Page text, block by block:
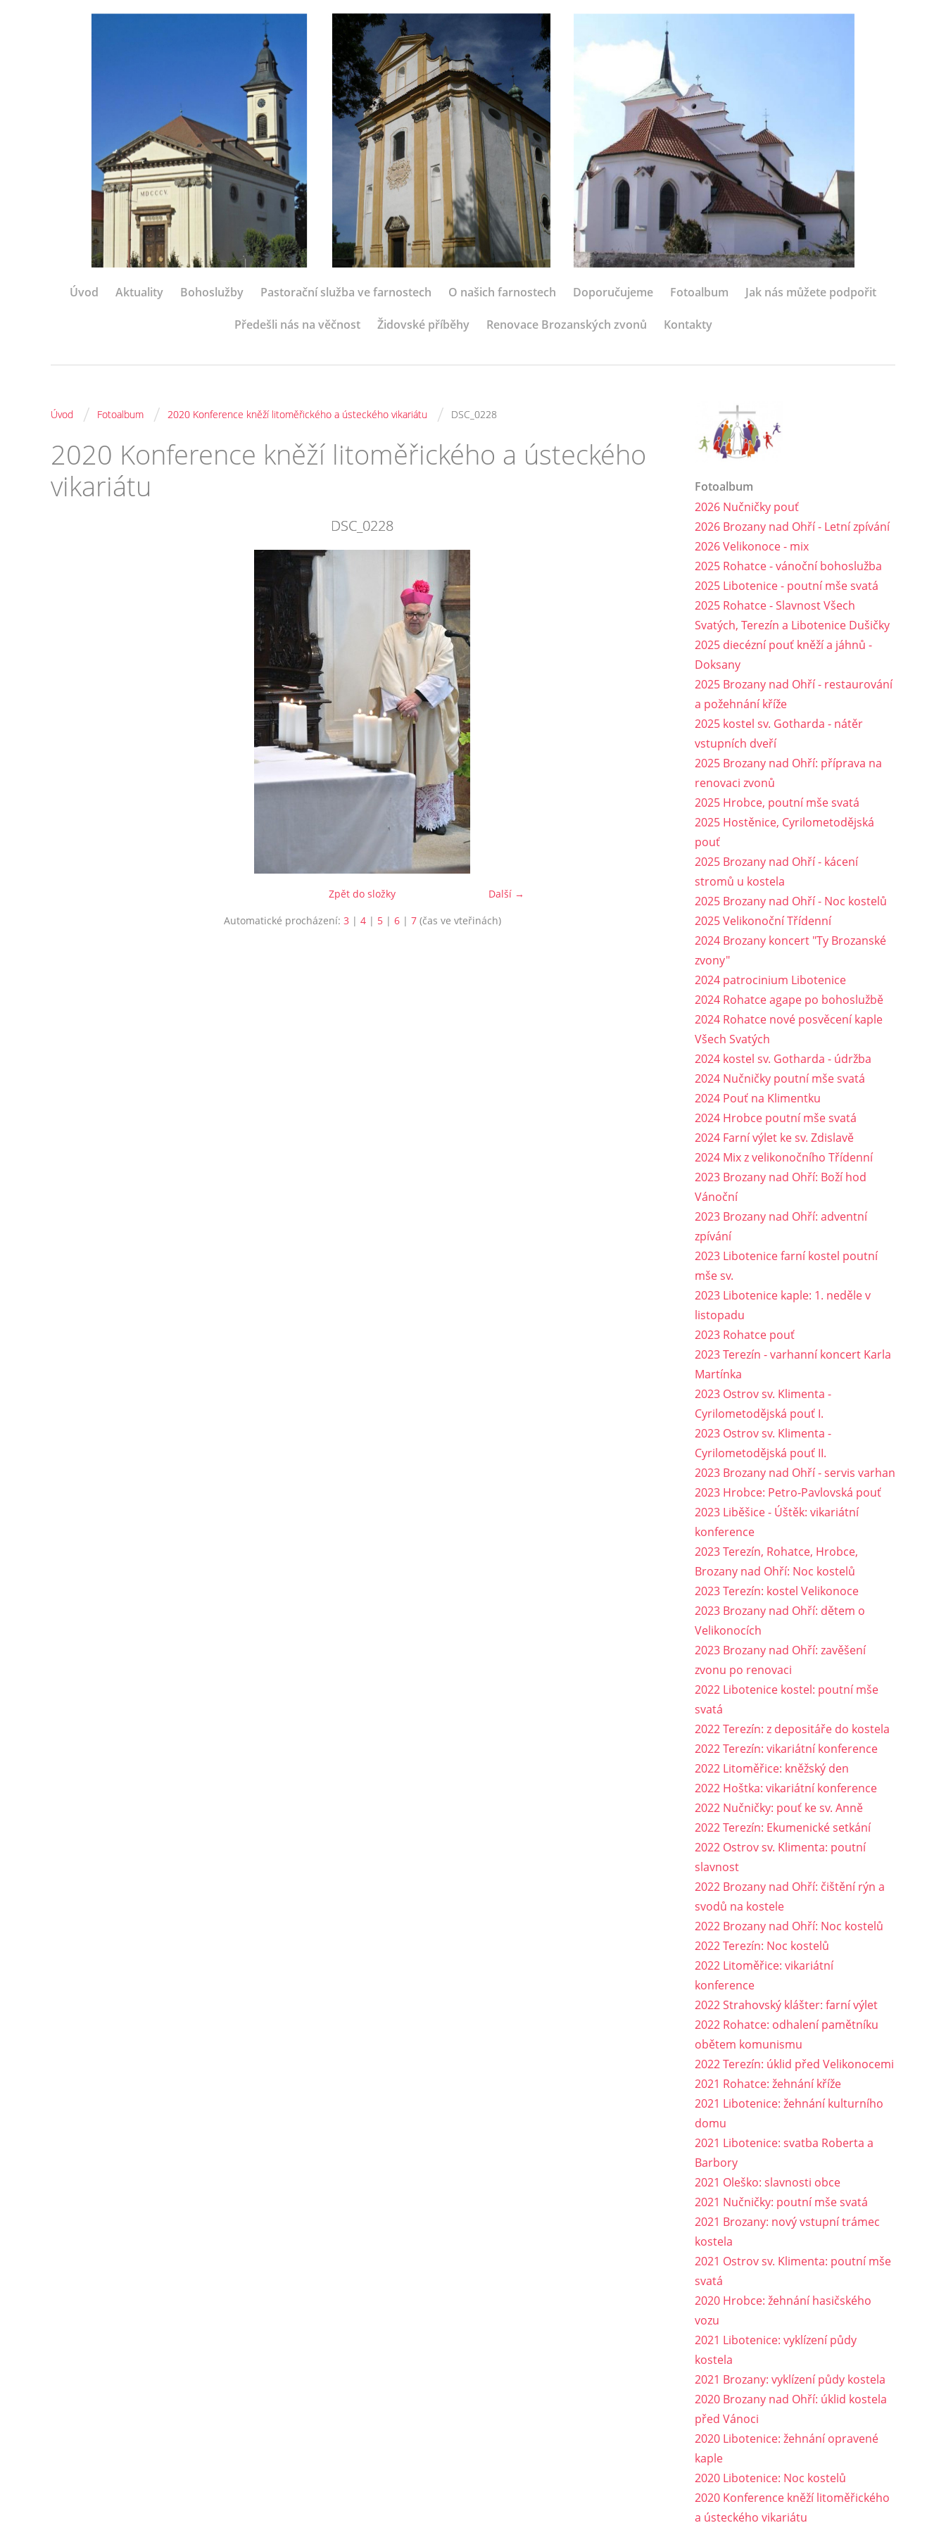
Úvod Aktuality Bohoslužby Pastorační služba ve farnostech O našich farnostech Doporučujeme Fotoalbum Jak nás můžete podpořit
Předešli nás na věčnost Židovské příběhy Renovace Brozanských zvonů Kontakty
Úvod / Fotoalbum / 2020 Konference kněží litoměřického a ústeckého vikariátu / DSC_0228
2020 Konference kněží litoměřického a ústeckého
vikariátu
DSC_0228
Další →
Zpět do složky
Automatické procházení: 3 | 4| 5| 6| 7(čas ve vteřinách)
Fotoalbum
2026 Nučničky pouť
2026 Brozany nad Ohří - Letní zpívání
2026 Velikonoce - mix
2025 Rohatce - vánoční bohoslužba
2025 Libotenice - poutní mše svatá
2025 Rohatce - Slavnost Všech
Svatých, Terezín a Libotenice Dušičky
2025 diecézní pouť kněží a jáhnů -
Doksany
2025 Brozany nad Ohří - restaurování
a požehnání kříže
2025 kostel sv. Gotharda - nátěr
vstupních dveří
2025 Brozany nad Ohří: příprava na
renovaci zvonů
2025 Hrobce, poutní mše svatá
2025 Hostěnice, Cyrilometodějská
pouť
2025 Brozany nad Ohří - kácení
stromů u kostela
2025 Brozany nad Ohří - Noc kostelů
2025 Velikonoční Třídenní
2024 Brozany koncert "Ty Brozanské
zvony"
2024 patrocinium Libotenice
2024 Rohatce agape po bohoslužbě
2024 Rohatce nové posvěcení kaple
Všech Svatých
2024 kostel sv. Gotharda - údržba
2024 Nučničky poutní mše svatá
2024 Pouť na Klimentku
2024 Hrobce poutní mše svatá
2024 Farní výlet ke sv. Zdislavě
2024 Mix z velikonočního Třídenní
2023 Brozany nad Ohří: Boží hod
Vánoční
2023 Brozany nad Ohří: adventní
zpívání
2023 Libotenice farní kostel poutní
mše sv.
2023 Libotenice kaple: 1. neděle v
listopadu
2023 Rohatce pouť
2023 Terezín - varhanní koncert Karla
Martínka
2023 Ostrov sv. Klimenta -
Cyrilometodějská pouť I.
2023 Ostrov sv. Klimenta -
Cyrilometodějská pouť II.
2023 Brozany nad Ohří - servis varhan
2023 Hrobce: Petro-Pavlovská pouť
2023 Liběšice - Úštěk: vikariátní
konference
2023 Terezín, Rohatce, Hrobce,
Brozany nad Ohří: Noc kostelů
2023 Terezín: kostel Velikonoce
2023 Brozany nad Ohří: dětem o
Velikonocích
2023 Brozany nad Ohří: zavěšení
zvonu po renovaci
2022 Libotenice kostel: poutní mše
svatá
2022 Terezín: z depositáře do kostela
2022 Terezín: vikariátní konference
2022 Litoměřice: kněžský den
2022 Hoštka: vikariátní konference
2022 Nučničky: pouť ke sv. Anně
2022 Terezín: Ekumenické setkání
2022 Ostrov sv. Klimenta: poutní
slavnost
2022 Brozany nad Ohří: čištění rýn a
svodů na kostele
2022 Brozany nad Ohří: Noc kostelů
2022 Terezín: Noc kostelů
2022 Litoměřice: vikariátní
konference
2022 Strahovský klášter: farní výlet
2022 Rohatce: odhalení pamětníku
obětem komunismu
2022 Terezín: úklid před Velikonocemi
2021 Rohatce: žehnání kříže
2021 Libotenice: žehnání kulturního
domu
2021 Libotenice: svatba Roberta a
Barbory
2021 Oleško: slavnosti obce
2021 Nučničky: poutní mše svatá
2021 Brozany: nový vstupní trámec
kostela
2021 Ostrov sv. Klimenta: poutní mše
svatá
2020 Hrobce: žehnání hasičského
vozu
2021 Libotenice: vyklízení půdy
kostela
2021 Brozany: vyklízení půdy kostela
2020 Brozany nad Ohří: úklid kostela
před Vánoci
2020 Libotenice: žehnání opravené
kaple
2020 Libotenice: Noc kostelů
2020 Konference kněží litoměřického
a ústeckého vikariátu